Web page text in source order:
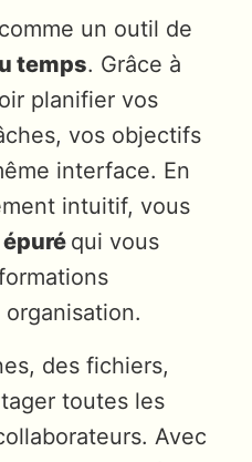
un outil de
temps. Grâce à
planifier vos
vos objectifs
interface. En
intuitif, vous
qui vous
des fichiers,
toutes les
Avec